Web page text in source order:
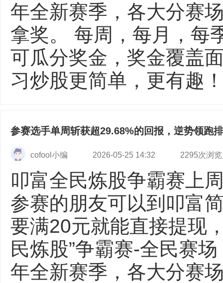
年全新赛季，各大分赛
拿奖。 每周，每月，每
可瓜分奖金，奖金覆盖
习炒股更简单，更有趣
参赛选手单周斩获超29.68%的回报，逆势领跑
cofool小编 2026-05-25 14:32 2295次浏览
叩富全民炼股争霸赛上
参赛的朋友可以到叩富
要满20元就能直接提现
民炼股”争霸赛-全民赛
年全新赛季，各大分赛